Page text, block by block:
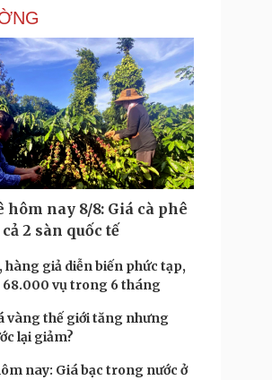
hôm nay 8/8: Giá cà phê
2 sàn quốc tế
hàng giả diễn biến phức tạp,
68.000 vụ trong 6 tháng
vàng thế giới tăng nhưng
lại giảm?
nay: Giá bạc trong nước ở